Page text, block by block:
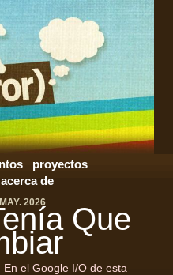
proyectos
acerca de
2026 Que
el Google I/O de esta